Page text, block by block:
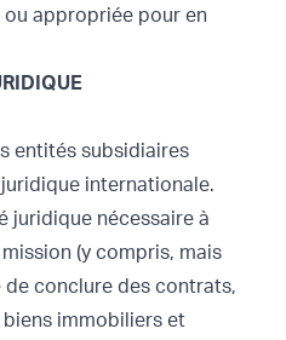
appropriée pour en
entités subsidiaires
internationale.
juridique nécessaire à
(y compris, mais
conclure des contrats,
immobiliers et